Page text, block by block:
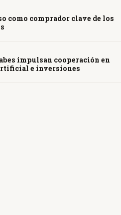
como comprador clave de los
impulsan cooperación en
e inversiones